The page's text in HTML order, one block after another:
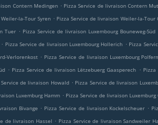
Contern Medingen . Pizza Service de livraison Contern
la-Tour Syren . Pizza Service de livraison Weiler-la-Tour
Tuer . Pizza Service de livraison Luxembourg Bouneweg-Süd
. Pizza Service de livraison Luxembourg Hollerich . Pizza
Verlorenkost . Pizza Service de livraison Luxembourg
. Pizza Service de livraison Lëtzebuerg Gaasperech .
Service de livraison Howald . Pizza Service de livraison
Luxemburg Hamm . Pizza Service de livraison Luxemburg
Bivange . Pizza Service de livraison Kockelscheuer .
de livraison Hassel . Pizza Service de livraison Sandweiler